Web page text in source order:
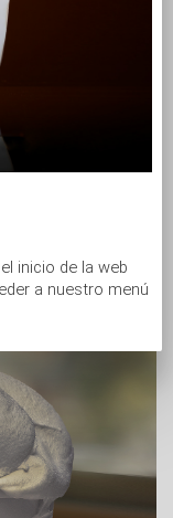
inicio de la web
a nuestro menú